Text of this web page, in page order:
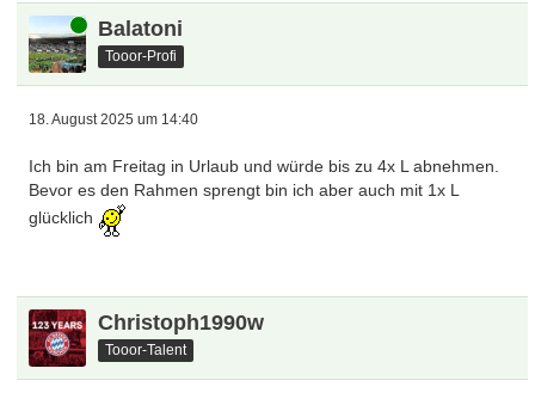
Online Balatoni
Tooor-Profi
18. August 2025 um 14:40
Ich bin am Freitag in Urlaub und würde bis zu 4x L abnehmen.
Bevor es den Rahmen sprengt bin ich aber auch mit 1x L
glücklich
Christoph1990w
Tooor-Talent